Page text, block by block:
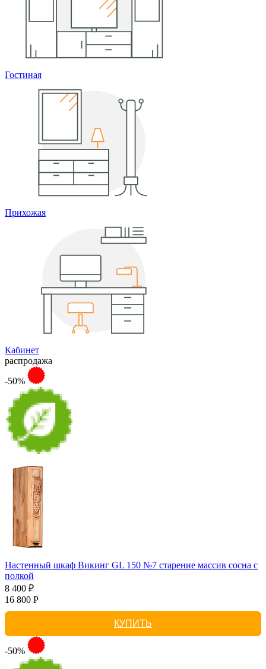
Гостиная
Прихожая
Кабинет
распродажа
-50%
Настенный шкаф Викинг GL 150 №7 старение массив сосна с
полкой
8 400 ₽
16 800 Р
КУПИТЬ
-50%